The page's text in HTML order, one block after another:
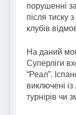
порушенні
після тиску
клубів
На даний
Суперліги
“Реал”.
виключені
турнірів чи